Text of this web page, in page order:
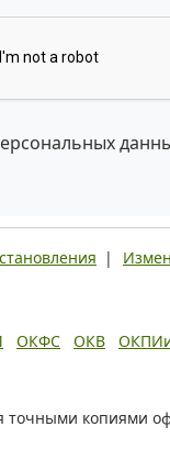
|
ОКФС ОКВ
точными копиями